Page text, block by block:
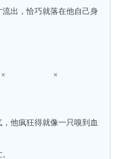
出，恰巧就落在他自己身
×
他疯狂得就像一只嗅到血